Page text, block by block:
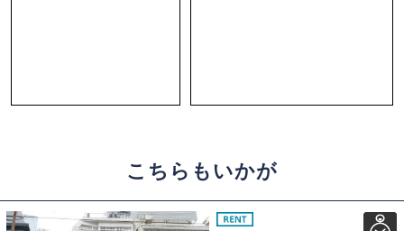
こちらもいかが